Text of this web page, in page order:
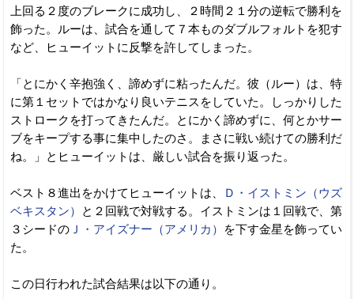
上回る２度のブレークに成功し、２時間２１分の逆転で勝利を
飾った。ルーは、試合を通して７本ものダブルフォルトを犯す
など、ヒューイットに反撃を許してしまった。
「とにかく辛抱強く、諦めずに粘ったんだ。彼（ルー）は、特
に第１セットではかなり良いテニスをしていた。しっかりした
ストロークを打ってきたんだ。とにかく諦めずに、何とかサー
ブをキープする事に集中したのさ。まさに戦い続けての勝利だ
ね。」とヒューイットは、厳しい試合を振り返った。
ベスト８進出をかけてヒューイットは、
Ｄ・イストミン（ウズ
ベキスタン）
と２回戦で対戦する。イストミンは１回戦で、第
３シードの Ｊ・アイズナー（アメリカ）
を下す金星を飾ってい
た。
この日行われた試合結果は以下の通り。